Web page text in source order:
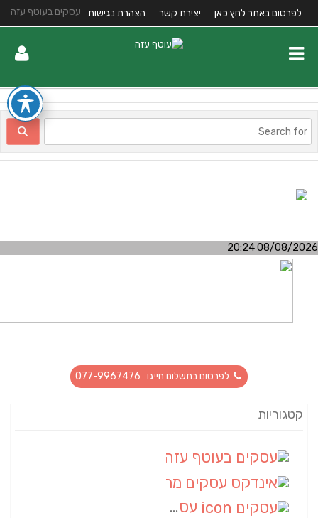
עסקים בעוטף עזה לפרסום באתר לחץ כאן יצירת קשר הצהרת נגישות
08/08/2026
לפרסום בתשלום חייגו 077-9967476
קטגוריות
עסקים